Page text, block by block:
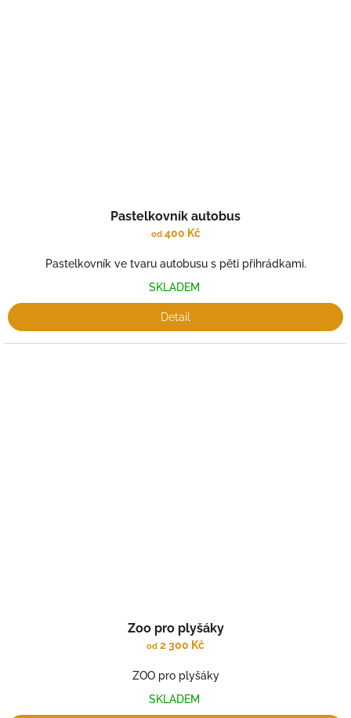
Pastelkovník autobus
od400 Kč
Pastelkovník ve tvaru autobusu s pěti přihrádkami.
SKLADEM
Detail
Zoo pro plyšáky
od 2 300 Kč
ZOO pro plyšáky
SKLADEM